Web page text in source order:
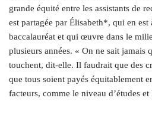
grande équité entre les assistants de
est partagée par Élisabeth*, qui en est
baccalauréat et qui œuvre dans le
plusieurs années. « On ne sait jamais
touchent, dit-elle. Il faudrait que des
que tous soient payés équitablement
facteurs, comme le niveau d’études et